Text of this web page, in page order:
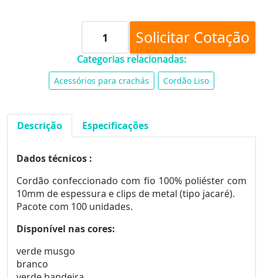
Solicitar Cotação
Categorias relacionadas:
Acessórios para crachás Cordão Liso
Descrição Especificações
Dados técnicos :
Cordão confeccionado com fio 100% poliéster com
10mm de espessura e clips de metal (tipo jacaré).
Pacote com 100 unidades.
Disponível nas cores:
verde musgo
branco